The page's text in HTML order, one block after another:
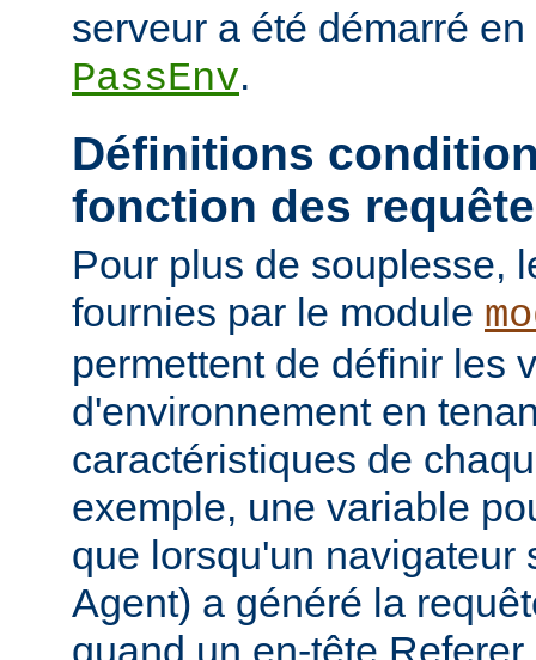
serveur a été démarré
PassEnv.
Définitions
fonction des
Pour plus de souplesse,
fournies par le module
permettent de définir les
d'environnement en
caractéristiques de
exemple, une variable
que lorsqu'un navigateur
Agent) a généré la
quand un en-tête